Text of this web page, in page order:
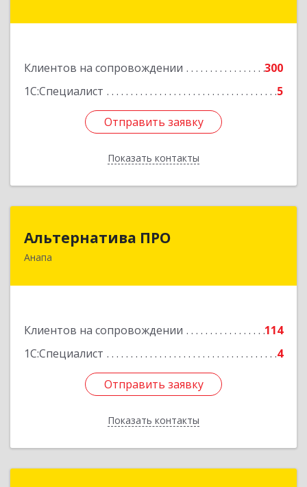
Клиентов на сопровождении
300
1С:Специалист
5
Отправить заявку
Показать контакты
Отправить заявку
Назад
Альтернатива ПРО
Анапа
Клиентов на сопровождении
114
1С:Специалист
4
Отправить заявку
Показать контакты
353450, Краснодарский край, Анапский р-н,
Отправить заявку
Назад